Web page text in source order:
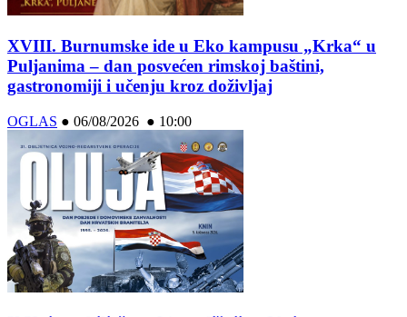
XVIII. Burnumske ide u Eko kampusu „Krka“ u
Puljanima – dan posvećen rimskoj baštini,
gastronomiji i učenju kroz doživljaj
OGLAS ● 06/08/2026 ● 10:00